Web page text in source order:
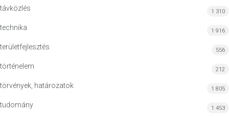
távközlés 1 310
technika 1 916
területfejlesztés 556
történelem 212
törvények, határozatok 1 805
tudomány 1 453